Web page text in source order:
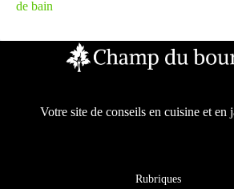
de bain
Votre site de conseils en cuisine et en
Rubriques